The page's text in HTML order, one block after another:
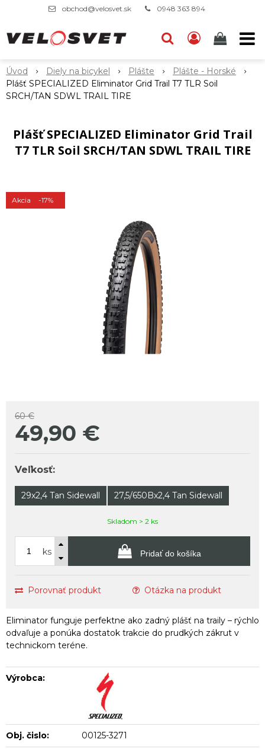
obchod@velosvet.sk 0948 363 894
Úvod Diely na bicykel Plášte
Plášte - Horské
Plášť SPECIALIZED Eliminator Grid Trail T7 TLR Soil
SRCH/TAN SDWL TRAIL TIRE
Plášť SPECIALIZED Eliminator Grid Trail
T7 TLR Soil SRCH/TAN SDWL TRAIL TIRE
Akcia -17%
60 €
49,90 €
Veľkosť:
29x2,4 Tan Sidewall 27,5/650Bx2,4 Tan Sidewall
Skladom > 2 ks
ks Pridať do košíka
Porovnať produkt Otázka na produkt
Eliminator funguje perfektne ako zadný plášť na traily – rýchlo
odvaľuje a ponúka dostatok trakcie do prudkých zákrut v
technickom teréne.
Výrobca:
Obj. čislo: 00125-3271